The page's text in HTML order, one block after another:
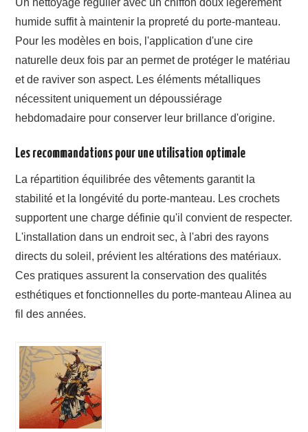
Un nettoyage régulier avec un chiffon doux légèrement
humide suffit à maintenir la propreté du porte-manteau.
Pour les modèles en bois, l'application d'une cire
naturelle deux fois par an permet de protéger le matériau
et de raviver son aspect. Les éléments métalliques
nécessitent uniquement un dépoussiérage
hebdomadaire pour conserver leur brillance d'origine.
Les recommandations pour une utilisation optimale
La répartition équilibrée des vêtements garantit la
stabilité et la longévité du porte-manteau. Les crochets
supportent une charge définie qu'il convient de respecter.
L'installation dans un endroit sec, à l'abri des rayons
directs du soleil, prévient les altérations des matériaux.
Ces pratiques assurent la conservation des qualités
esthétiques et fonctionnelles du porte-manteau Alinea au
fil des années.